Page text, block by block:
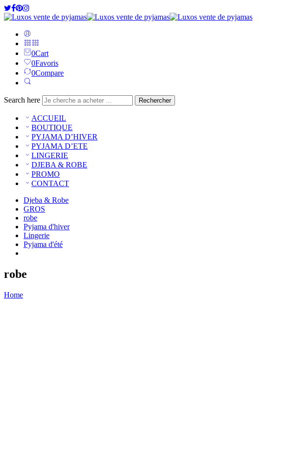
0Cart
0Favoris
0Compare
Search here Rechercher
ACCUEIL
BOUTIQUE
PYJAMA D’HIVER
PYJAMA D’ETE
LINGERIE
DJEBA & ROBE
PROMO
CONTACT
Djeba & Robe
GROS
robe
Pyjama d'hiver
Lingerie
Pyjama d'été
robe
Home